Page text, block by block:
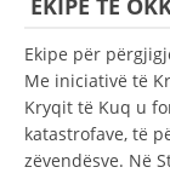
EKIPE TË
Ekipe për
Me iniciativë të
Kryqit të Kuq u
katastrofave, të
zëvendësve. Në